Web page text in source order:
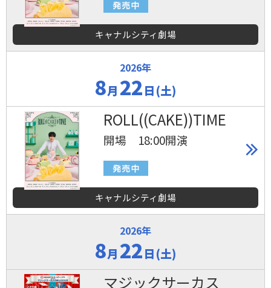
キャナルシティ劇場
2026年
8月 22日(土)
ROLL((CAKE))TIME
開場 18:00開演
キャナルシティ劇場
2026年
8月 22日(土)
マジックサーカス